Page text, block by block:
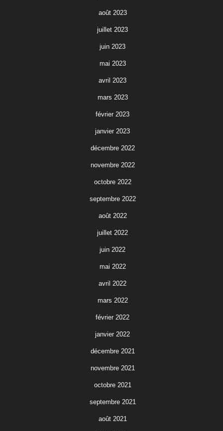
août 2023
juillet 2023
juin 2023
mai 2023
avril 2023
mars 2023
février 2023
janvier 2023
décembre 2022
novembre 2022
octobre 2022
septembre 2022
août 2022
juillet 2022
juin 2022
mai 2022
avril 2022
mars 2022
février 2022
janvier 2022
décembre 2021
novembre 2021
octobre 2021
septembre 2021
août 2021